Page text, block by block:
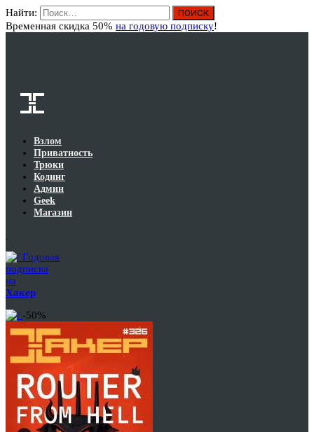
Найти:
Временная скидка 50% на годовую подписку!
Взлом
Приватность
Трюки
Кодинг
Админ
Geek
Магазин
Годовая
подписка
на
Хакер
-50%